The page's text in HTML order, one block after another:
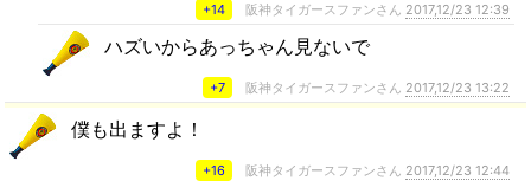
+14 阪神タイガースファンさん 2017,12/23 12:39
ハズいからあっちゃん見ないで
+7 阪神タイガースファンさん 2017,12/23 13:22
僕も出ますよ！
+16 阪神タイガースファンさん 2017,12/23 12:44